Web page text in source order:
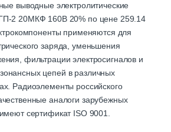
выводные электролитические
2 20МКФ 160В 20% по цене 259.14
применяются для
заряда, уменьшения
фильтрации электросигналов и
цепей в различных
Радиоэлементы российского
аналоги зарубежных
сертификат ISO 9001.